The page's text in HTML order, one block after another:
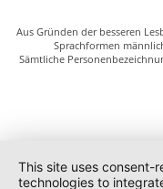
Aus Gründen der besseren
Sprachformen
Sämtliche
This site uses consent-
technologies to